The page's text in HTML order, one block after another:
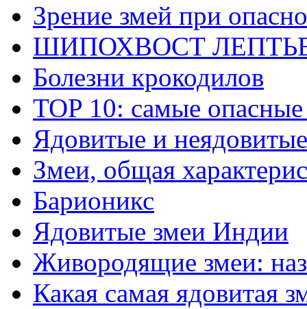
Зрение змей при
ШИПОХВОСТ
Болезни крокодилов
TOP 10: самые
Ядовитые и
Змеи, общая
Барионикс
Ядовитые змеи Индии
Живородящие змеи:
Какая самая ядовитая